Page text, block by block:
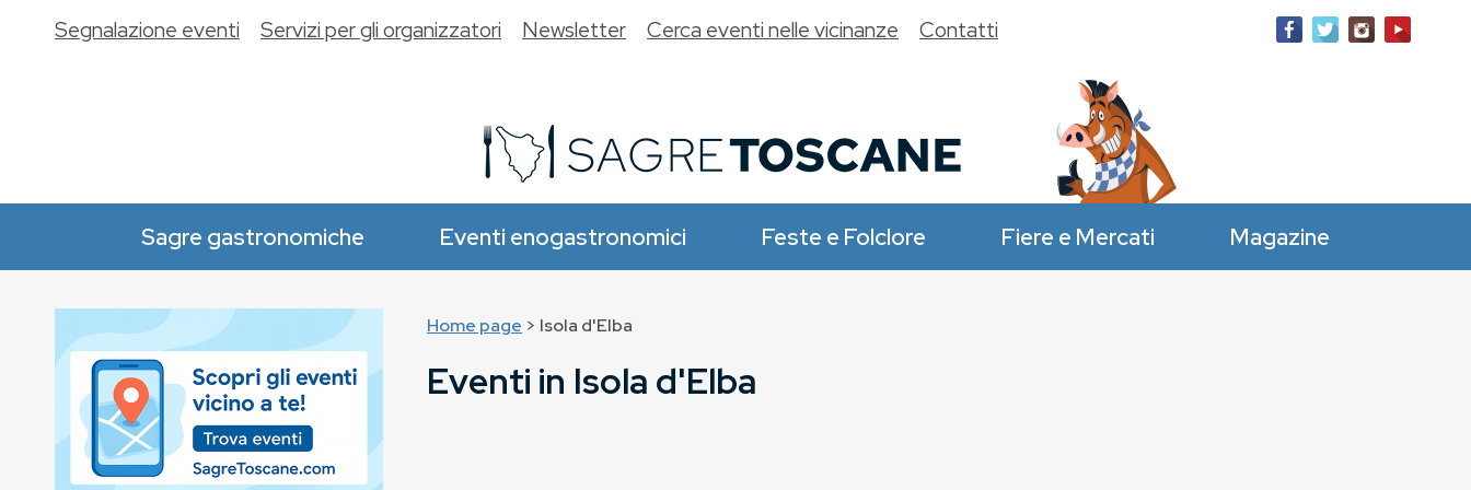
Sagre gastronomiche Eventi enogastronomici Feste e Folclore Fiere e Mercati Magazine
Segnalazione eventi Servizi per gli organizzatori Newsletter Cerca eventi nelle vicinanze Contatti
Home page > Isola d'Elba
Eventi in Isola d'Elba